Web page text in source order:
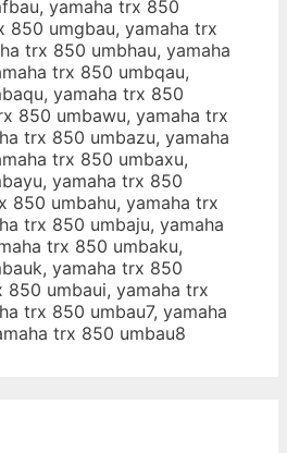
yamaha trx 850
850 umgbau, yamaha trx
trx 850 umbhau, yamaha
trx 850 umbqau,
yamaha trx 850
850 umbawu, yamaha trx
trx 850 umbazu, yamaha
trx 850 umbaxu,
yamaha trx 850
850 umbahu, yamaha trx
trx 850 umbaju, yamaha
trx 850 umbaku,
yamaha trx 850
850 umbaui, yamaha trx
trx 850 umbau7, yamaha
trx 850 umbau8